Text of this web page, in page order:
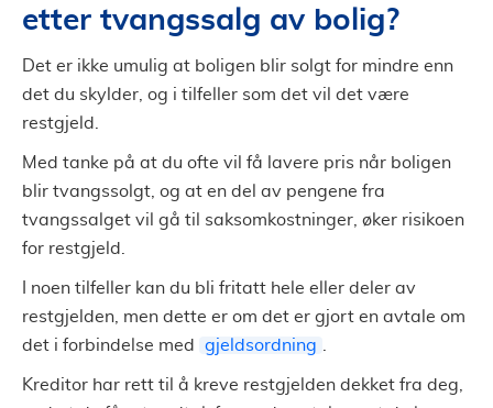
etter tvangssalg av bolig?
Det er ikke umulig at boligen blir solgt for mindre enn
det du skylder, og i tilfeller som det vil det være
restgjeld.
Med tanke på at du ofte vil få lavere pris når boligen
blir tvangssolgt, og at en del av pengene fra
tvangssalget vil gå til saksomkostninger, øker risikoen
for restgjeld.
I noen tilfeller kan du bli fritatt hele eller deler av
restgjelden, men dette er om det er gjort en avtale om
det i forbindelse med
gjeldsordning .
Kreditor har rett til å kreve restgjelden dekket fra deg,